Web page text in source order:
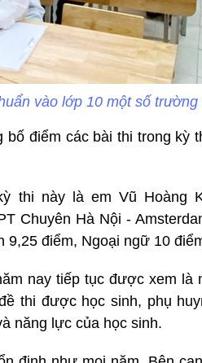
vào lớp 10 một số
điểm các bài thi trong kỳ
thi này là em Vũ Hoàng
Chuyên Hà Nội -
điểm, Ngoại ngữ 10
nay tiếp tục được xem là
thi được học sinh, phụ
năng lực của học sinh.